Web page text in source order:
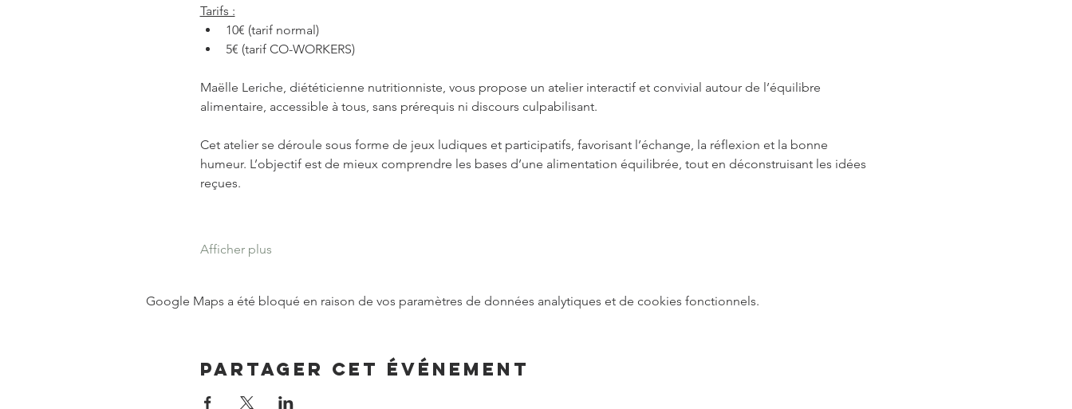
Tarifs :
10€ (tarif normal)
5€ (tarif CO-WORKERS)
Maëlle Leriche, diététicienne nutritionniste, vous propose un atelier interactif et convivial autour de l’équilibre
alimentaire, accessible à tous, sans prérequis ni discours culpabilisant.
Cet atelier se déroule sous forme de jeux ludiques et participatifs, favorisant l’échange, la réflexion et la bonne
humeur. L’objectif est de mieux comprendre les bases d’une alimentation équilibrée, tout en déconstruisant les idées
reçues.
Afficher plus
Google Maps a été bloqué en raison de vos paramètres de données analytiques et de cookies fonctionnels.
Partager cet événement